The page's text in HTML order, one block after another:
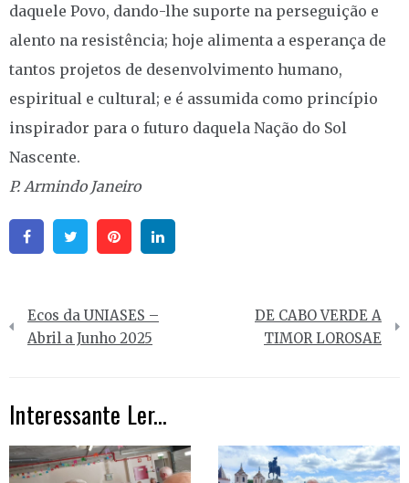
daquele Povo, dando-lhe suporte na perseguição e
alento na resistência; hoje alimenta a esperança de
tantos projetos de desenvolvimento humano,
espiritual e cultural; e é assumida como princípio
inspirador para o futuro daquela Nação do Sol
Nascente.
P. Armindo Janeiro
FacebookTwitter Pinterest
Navegação
de
Ecos da UNIASES –
Abril a Junho 2025
DE CABO VERDE A
TIMOR LOROSAE
Interessante Ler...